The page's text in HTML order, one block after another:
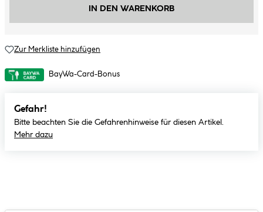
IN DEN WARENKORB
Zur Merkliste hinzufügen
BayWa-Card-Bonus
Gefahr!
Bitte beachten Sie die Gefahrenhinweise für diesen Artikel.
Mehr dazu